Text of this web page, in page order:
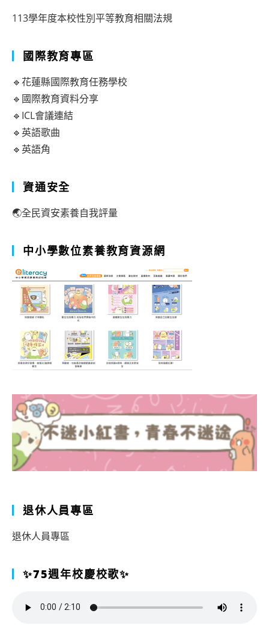
113學年度本校性別平等教育相關法規
國際教育專區
🔹花蓮縣國際教育任務學校
🔹國際教育資料分享
🔹ICL會議連結
🔹英語歌曲
🔹英語角
資通安全
🌏全民資安素養自我評量
中小學數位素養教育資源網
退休人員專區
退休人員專區
✨75週年校慶校歌✨